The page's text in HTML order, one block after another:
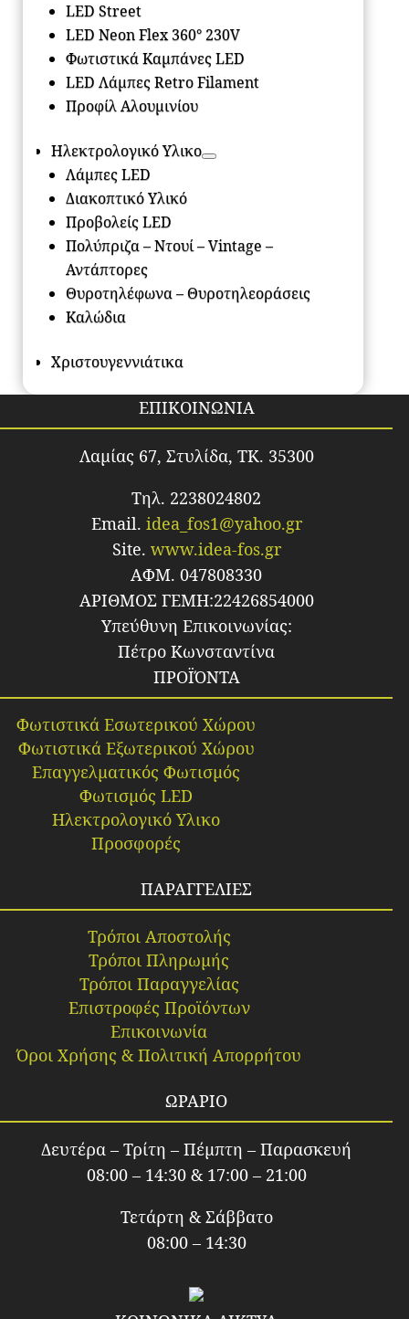
LED Street
LED Neon Flex 360° 230V
Φωτιστικά Καμπάνες LED
LED Λάμπες Retro Filament
Προφίλ Αλουμινίου
Ηλεκτρολογικό Υλικο
Λάμπες LED
Διακοπτικό Υλικό
Προβολείς LED
Πολύπριζα – Ντουί – Vintage –
Αντάπτορες
Θυροτηλέφωνα – Θυροτηλεοράσεις
Καλώδια
Χριστουγεννιάτικα
ΕΠΙΚΟΙΝΩΝΙΑ
Λαμίας 67, Στυλίδα, TK. 35300
Τηλ. 2238024802
Email. idea_fos1@yahoo.gr
Site. www.idea-fos.gr
ΑΦΜ. 047808330
ΑΡΙΘΜΟΣ ΓΕΜΗ:22426854000
Υπεύθυνη Επικοινωνίας:
Πέτρο Κωνσταντίνα
ΠΡΟΪΌΝΤΑ
Φωτιστικά Εσωτερικού Χώρου
Φωτιστικά Εξωτερικού Χώρου
Επαγγελματικός Φωτισμός
Φωτισμός LED
Ηλεκτρολογικό Υλικο
Προσφορές
ΠΑΡΑΓΓΕΛΙΕΣ
Τρόποι Αποστολής
Τρόποι Πληρωμής
Τρόποι Παραγγελίας
Επιστροφές Προϊόντων
Επικοινωνία
Όροι Χρήσης & Πολιτική Απορρήτου
ΩΡΑΡΙΟ
Δευτέρα – Τρίτη – Πέμπτη – Παρασκευή
08:00 – 14:30 & 17:00 – 21:00
Τετάρτη & Σάββατο
08:00 – 14:30